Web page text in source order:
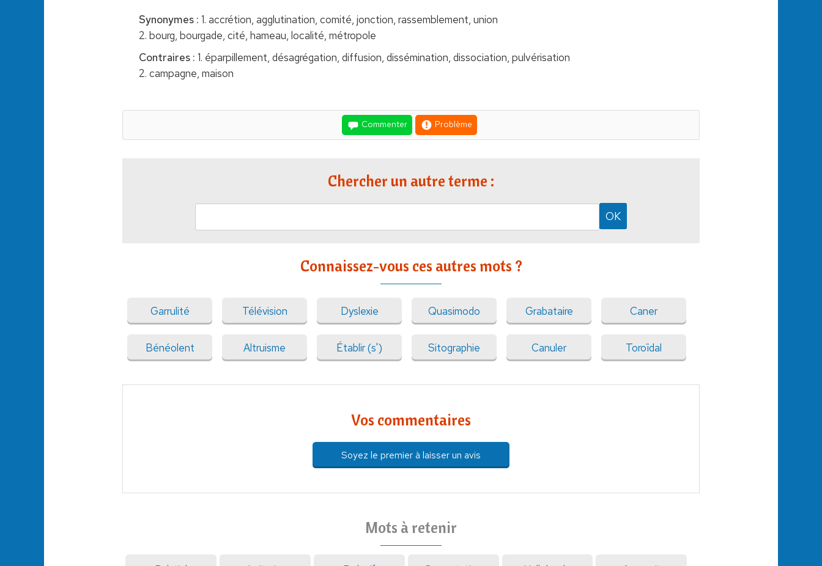
Synonymes : 1. accrétion, agglutination, comité, jonction, rassemblement, union
2. bourg, bourgade, cité, hameau, localité, métropole
Contraires : 1. éparpillement, désagrégation, diffusion, dissémination, dissociation, pulvérisation
2. campagne, maison
Commenter Problème
Chercher un autre terme :
Connaissez-vous ces autres mots ?
Garrulité Télévision Dyslexie Quasimodo Grabataire Caner
Bénéolent Altruisme Établir (s') Sitographie Canuler Toroïdal
Vos commentaires
Soyez le premier à laisser un avis
Mots à retenir